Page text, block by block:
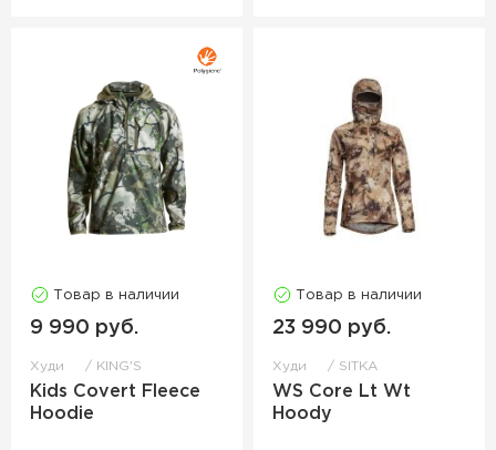
Товар в наличии
9 990 руб.
Худи KING'S
Kids Covert Fleece
Hoodie
Товар в наличии
23 990 руб.
Худи SITKA
WS Core Lt Wt
Hoody